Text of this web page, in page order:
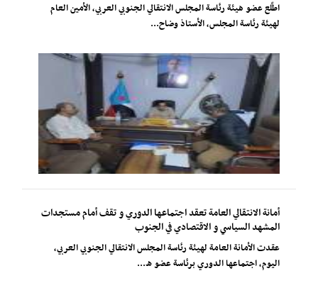
اطّلع عضو هيئة رئاسة المجلس الانتقالي الجنوبي العربي، الأمين العام
لهيئة رئاسة المجلس، الأستاذ وضاح...
أمانة الانتقالي العامة تعقد اجتماعها الدوري و تقف أمام مستجدات
المشهد السياسي و الاقتصادي في الجنوب
عقدت الأمانة العامة لهيئة رئاسة المجلس الانتقالي الجنوبي العربي،
اليوم، اجتماعها الدوري برئاسة عضو ه...